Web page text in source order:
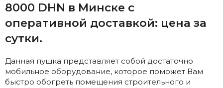
8000 DHN в Минске с
оперативной доставкой: цена за
сутки.
Данная пушка представляет собой достаточно
мобильное оборудование, которое поможет Вам
быстро обогреть помещения строительного и